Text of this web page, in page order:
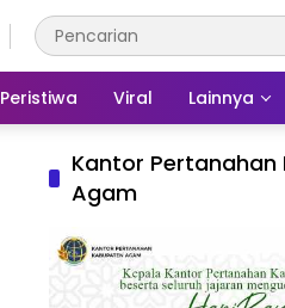
Peristiwa Viral Lainnya
Kantor
Agam